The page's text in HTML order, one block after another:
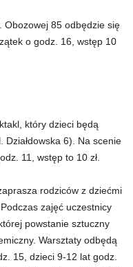
Obozowej 85 odbędzie się
o godz. 16, wstęp 10
który dzieci będą
Działdowska 6). Na scenie
11, wstęp to 10 zł.
rodziców z dziećmi
zajęć uczestnicy
powstanie sztuczny
Warsztaty odbędą
15, dzieci 9-12 lat godz.